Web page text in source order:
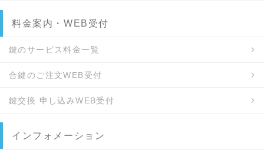
料金案内・WEB受付
鍵のサービス料金一覧
合鍵のご注文WEB受付
鍵交換 申し込みWEB受付
インフォメーション